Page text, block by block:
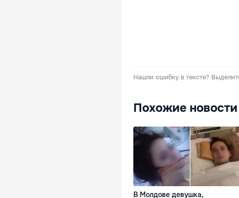
Нашли ошибку в тексте?
Похожие новости
В Молдове девушка,